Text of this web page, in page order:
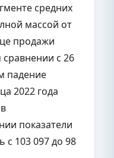
средних
массой от
продажи
сравнении с 26
падение
2022 года
показатели
с 103 097 до 98